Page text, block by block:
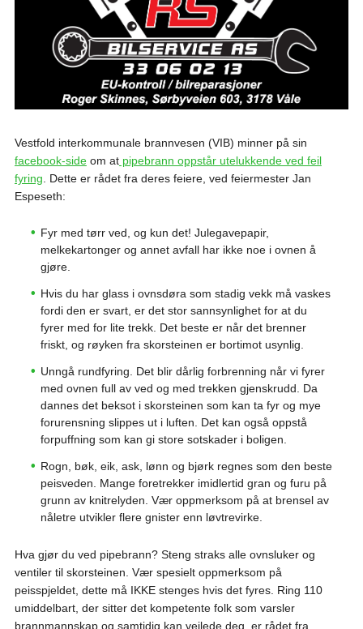
Vestfold interkommunale brannvesen (VIB) minner på sin
facebook-sideom atpipebrann oppstår utelukkende ved feil
fyring . Dette er rådet fra deres feiere, ved feiermester Jan
Espeseth:
Fyr med tørr ved, og kun det! Julegavepapir,
melkekartonger og annet avfall har ikke noe i ovnen å
gjøre.
Hvis du har glass i ovnsdøra som stadig vekk må vaskes
fordi den er svart, er det stor sannsynlighet for at du
fyrer med for lite trekk. Det beste er når det brenner
friskt, og røyken fra skorsteinen er bortimot usynlig.
Unngå rundfyring. Det blir dårlig forbrenning når vi fyrer
med ovnen full av ved og med trekken gjenskrudd. Da
dannes det beksot i skorsteinen som kan ta fyr og mye
forurensning slippes ut i luften. Det kan også oppstå
forpuffning som kan gi store sotskader i boligen.
Rogn, bøk, eik, ask, lønn og bjørk regnes som den beste
peisveden. Mange foretrekker imidlertid gran og furu på
grunn av knitrelyden. Vær oppmerksom på at brensel av
nåletre utvikler flere gnister enn løvtrevirke.
Hva gjør du ved pipebrann? Steng straks alle ovnsluker og
ventiler til skorsteinen. Vær spesielt oppmerksom på
peisspjeldet, dette må IKKE stenges hvis det fyres. Ring 110
umiddelbart, der sitter det kompetente folk som varsler
brannmannskap og samtidig kan veilede deg, er rådet fra